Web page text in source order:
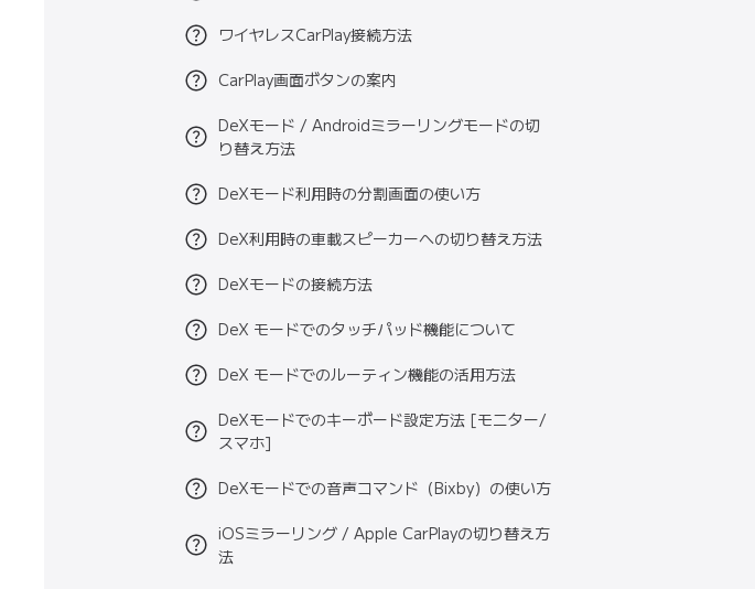
ワイヤレスCarPlay接続方法
CarPlay画面ボタンの案内
DeXモード / Androidミラーリングモードの切
り替え方法
DeXモード利用時の分割画面の使い方
DeX利用時の車載スピーカーへの切り替え方法
DeXモードの接続方法
DeX モードでのタッチパッド機能について
DeX モードでのルーティン機能の活用方法
DeXモードでのキーボード設定方法 [モニター/
スマホ]
DeXモードでの音声コマンド（Bixby）の使い方
iOSミラーリング / Apple CarPlayの切り替え方
法